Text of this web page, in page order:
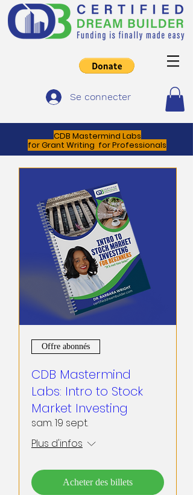
Se connecter
CDB Mastermind Labs
for Grant Writing for Professionals
Offre abonnés
CDB Mastermind
Labs: Intro to Stock
Market Investing
sam. 19 sept.
Plus d'infos
Acheter des billets